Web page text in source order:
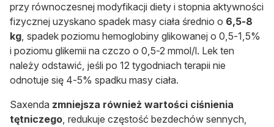
przy równoczesnej modyfikacji diety i stopnia aktywności
fizycznej uzyskano spadek masy ciała średnio o 6,5-8
kg, spadek poziomu hemoglobiny glikowanej o 0,5-1,5%
i poziomu glikemii na czczo o 0,5-2 mmol/l. Lek ten
należy odstawić, jeśli po 12 tygodniach terapii nie
odnotuje się 4-5% spadku masy ciała.
Saxenda zmniejsza również wartości ciśnienia
tętniczego, redukuje częstość bezdechów sennych,